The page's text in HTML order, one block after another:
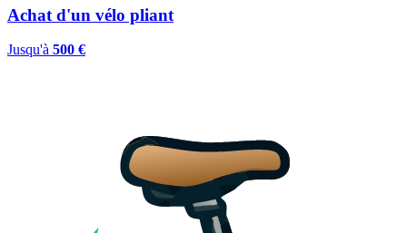
Achat d'un vélo pliant
Jusqu'à 500 €